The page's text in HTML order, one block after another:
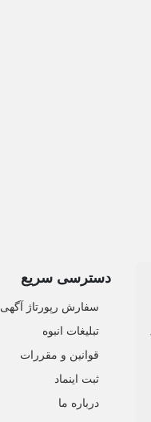
دسترسی سریع
سفارش رپورتاژ آگهی
تبلیغات انبوه
قوانین و مقررات
ثبت اینماد
درباره ما